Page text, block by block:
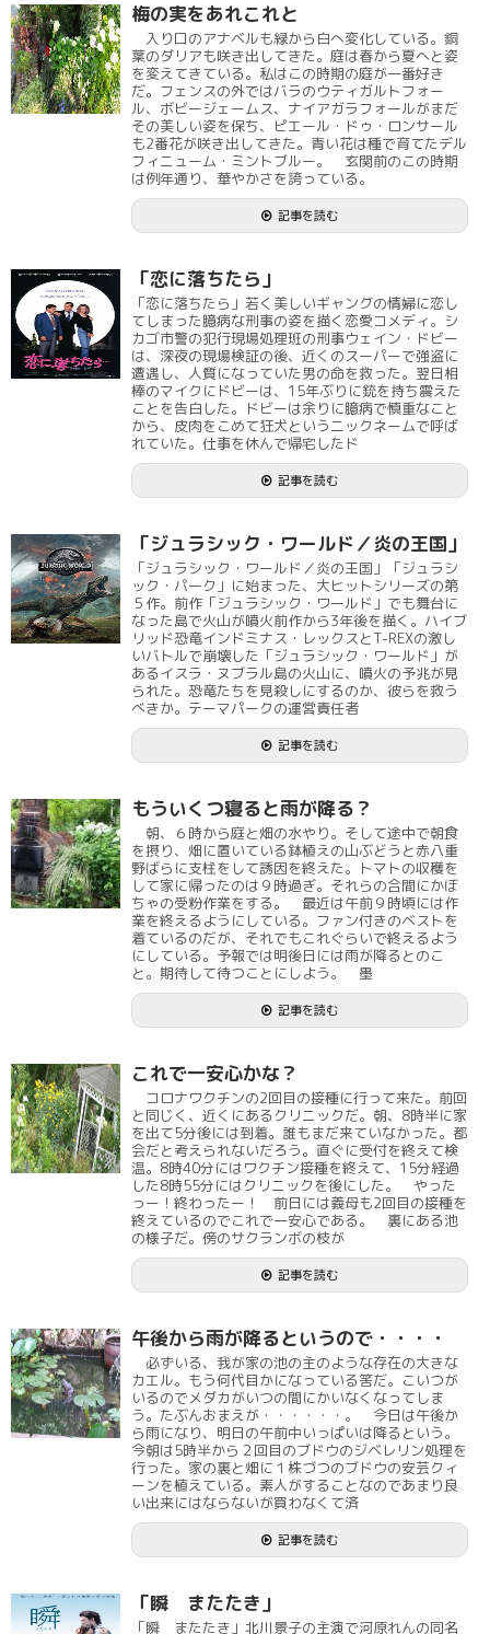
梅の実をあれこれと
入り口のアナベルも緑から白へ変化している。銅
葉のダリアも咲き出してきた。庭は春から夏へと姿
を変えてきている。私はこの時期の庭が一番好き
だ。フェンスの外ではバラのウティガルトフォー
ル、ボビージェームス、ナイアガラフォールがまだ
その美しい姿を保ち、ピエール・ドゥ・ロンサール
も2番花が咲き出してきた。青い花は種で育てたデル
フィニューム・ミントブルー。 玄関前のこの時期
は例年通り、華やかさを誇っている。
記事を読む
「恋に落ちたら」
「恋に落ちたら」若く美しいギャングの情婦に恋し
てしまった臆病な刑事の姿を描く恋愛コメディ。シ
カゴ市警の犯行現場処理班の刑事ウェイン・ドビー
は、深夜の現場検証の後、近くのスーパーで強盗に
遭遇し、人質になっていた男の命を救った。翌日相
棒のマイクにドビーは、15年ぶりに銃を持ち震えた
ことを告白した。ドビーは余りに臆病で慎重なこと
から、皮肉をこめて狂犬というニックネームで呼ば
れていた。仕事を休んで帰宅したド
記事を読む
「ジュラシック・ワールド／炎の王国」
「ジュラシック・ワールド／炎の王国」「ジュラシ
ック・パーク」に始まった、大ヒットシリーズの第
５作。前作「ジュラシック・ワールド」でも舞台に
なった島で火山が噴火前作から3年後を描く。ハイブ
リッド恐竜インドミナス・レックスとT-REXの激し
いバトルで崩壊した「ジュラシック・ワールド」が
あるイスラ・ヌブラル島の火山に、噴火の予兆が見
られた。恐竜たちを見殺しにするのか、彼らを救う
べきか。テーマパークの運営責任者
記事を読む
もういくつ寝ると雨が降る？
朝、６時から庭と畑の水やり。そして途中で朝食
を摂り、畑に置いている鉢植えの山ぶどうと赤八重
野ばらに支柱をして誘因を終えた。トマトの収穫を
して家に帰ったのは９時過ぎ。それらの合間にかぼ
ちゃの受粉作業をする。 最近は午前９時頃には作
業を終えるようにしている。ファン付きのベストを
着ているのだが、それでもこれぐらいで終えるよう
にしている。予報では明後日には雨が降るとのこ
と。期待して待つことにしよう。 墨
記事を読む
これで一安心かな？
コロナワクチンの2回目の接種に行って来た。前回
と同じく、近くにあるクリニックだ。朝、8時半に家
を出て5分後には到着。誰もまだ来ていなかった。都
会だと考えられないだろう。直ぐに受付を終えて検
温。8時40分にはワクチン接種を終えて、15分経過
した8時55分にはクリニックを後にした。 やった
っー！終わったー！ 前日には義母も2回目の接種を
終えているのでこれで一安心である。 裏にある池
の様子だ。傍のサクランボの枝が
記事を読む
午後から雨が降るというので・・・・
必ずいる、我が家の池の主のような存在の大きな
カエル。もう何代目かになっている筈だ。こいつが
いるのでメダカがいつの間にかいなくなってしま
う。たぶんおまえが・・・・・・。 今日は午後か
ら雨になり、明日の午前中いっぱいは降るという。
今朝は5時半から２回目のブドウのジベレリン処理を
行った。家の裏と畑に１株づつのブドウの安芸クィ
ーンを植えている。素人がすることなのであまり良
い出来にはならないが買わなくて済
記事を読む
「瞬 またたき」
「瞬 またたき」北川景子の主演で河原れんの同名